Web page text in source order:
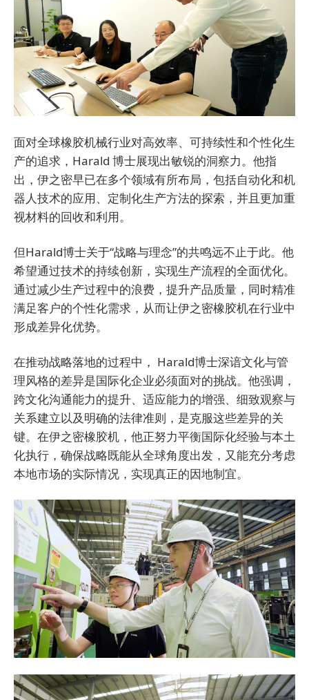
面对全球橡胶机械行业对高效率、可持续性和个性化生
产的追求，Harald 博士展现出敏锐的洞察力。他指
出，伊之密早已在多个领域有所布局，包括自动化和机
器人技术的应用、定制化生产方法的探索，并且更加重
视材料的回收和利用。
但Harald博士关于“战略与理念”的共鸣远不止于此。他
希望通过技术的持续创新，实现生产流程的全面优化。
通过减少生产过程中的浪费，提升产品质量，同时精准
满足客户的个性化需求，从而让伊之密橡胶机在行业中
形成差异化优势。
在推动战略落地的过程中， Harald博士深谙文化与管
理风格的差异是国际化企业必须面对的挑战。他强调，
跨文化沟通能力的提升、适应能力的增强、细致观察与
关系建立以及明确的法律准则，是克服这些差异的关
键。在伊之密橡胶机，他正努力平衡国际化经验与本土
化执行，确保战略既能从全球角度出发，又能充分考虑
本地市场的实际情况，实现真正的因地制宜。